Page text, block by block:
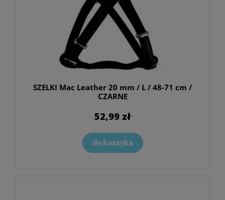
SZELKI Mac Leather 20 mm / L / 48-71 cm /
CZARNE
52,99 zł
do koszyka